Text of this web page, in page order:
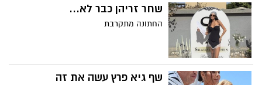
שחר זריהן כבר לא...
החתונה מתקרבת
שף גיא פרץ עשה את זה